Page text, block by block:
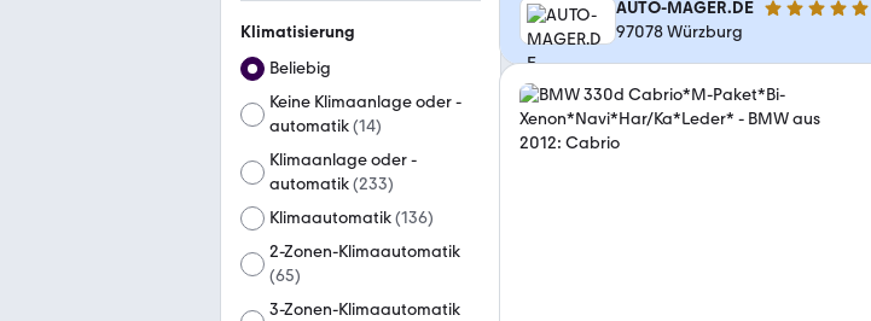
Klimatisierung
Beliebig
Keine Klimaanlage oder -
automatik(14)
Klimaanlage oder -
automatik(233)
Klimaautomatik(136)
2-Zonen-Klimaautomatik
(65)
3-Zonen-Klimaautomatik
AUTO-MAGER.DE 5 Sterne
97078 Würzburg